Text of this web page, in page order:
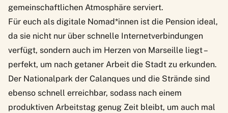
gemeinschaftlichen Atmosphäre serviert.
Für euch als digitale Nomad*innen ist die Pension ideal,
da sie nicht nur über schnelle Internetverbindungen
verfügt, sondern auch im Herzen von Marseille liegt –
perfekt, um nach getaner Arbeit die Stadt zu erkunden.
Der Nationalpark der Calanques und die Strände sind
ebenso schnell erreichbar, sodass nach einem
produktiven Arbeitstag genug Zeit bleibt, um auch mal